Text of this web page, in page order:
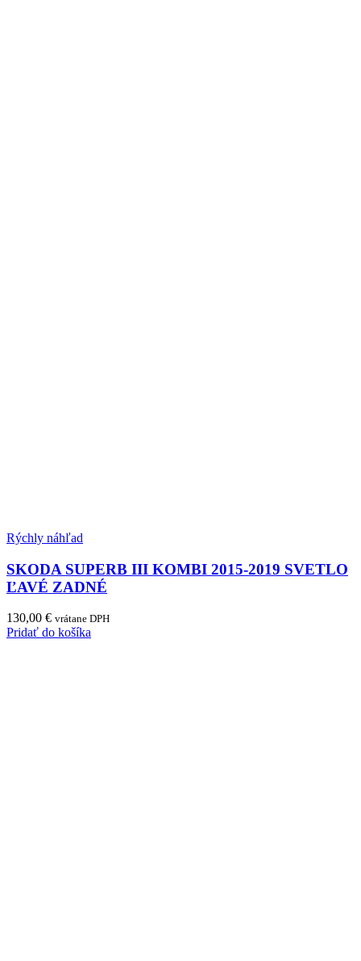
Rýchly náhľad
SKODA SUPERB III KOMBI 2015-2019 SVETLO
ĽAVÉ ZADNÉ
130,00 € vrátane DPH
Pridať do košíka